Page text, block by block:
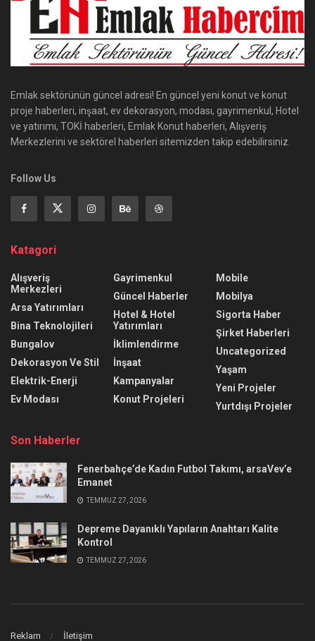
Emlak sektörünün güncel adresi! En güncel yeni konut ve konut
proje haberleri, inşaat, ev dekorasyon, modası, gayrimenkul, Hotel
ve yatırımı, TOKİ haberleri, Emlak Konut haberleri, Alışveriş
Merkezlerini ve sektörel haberleri sitemizden takip edebilirsiniz.
Follow Us
Katagori
Alışveriş
Merkezleri
Arsa Yatırımları
Bina Teknolojileri
Bungalov
Dekorasyon Ve Stil
Elektrik-Enerji
Ev Modası
Gayrimenkul
Güncel Haberler
Hotel & Hotel
Yatırımları
İklimlendirme
İnşaat
Kampanyalar
Konut Projeleri
Mobile
Mobilya
Sigorta Haber
Şirket Haberleri
Uncategorized
Yaşam
Yeni Projeler
Yurtdışı Projeler
Son Haberler
Fenerbahçe’de Kadın Futbol Takımı, arsaVev’e
Emanet
TEMMUZ 27, 2026
Depreme Dayanıklı Yapıların Anahtarı Kalite
Kontrol
TEMMUZ 27, 2026
Reklam İletişim